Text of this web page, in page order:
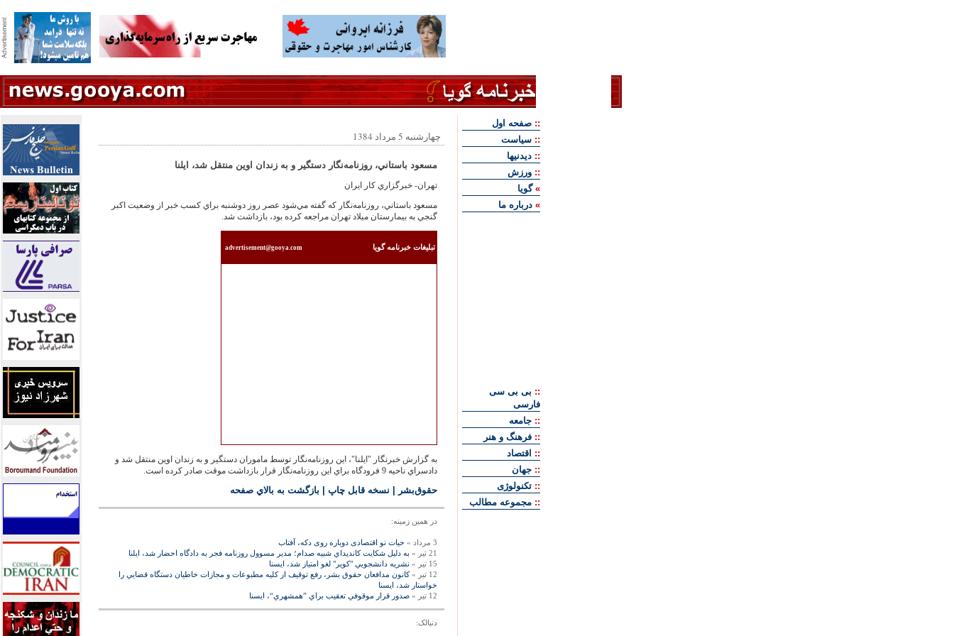
چهارشنبه 5 مرداد 1384
مسعود باستاني، روزنامه‌‏نگار دستگير و به زندان اوين منتقل شد، ايلنا
تهران- خبرگزاري كار ايران
مسعود باستاني، روزنامه‌‏نگار كه گفته مي‌‏شود عصر روز دوشنبه براي كسب خبر از وضعيت اكبر
گنجي به بيمارستان ميلاد تهران مراجعه كرده بود، بازداشت شد.
تبليغات خبرنامه گويا advertisement@gooya.com
به گزارش خبرنگار "ايلنا"، اين روزنامه‌‏نگار توسط ماموران دستگير و به زندان اوين منتقل شد و
دادسراي ناحيه 9 فرودگاه براي اين روزنامه‌‏نگار قرار بازداشت موقت صادر كرده است.
حقوق‌بشر نسخه قابل چاپ بازگشت به بالاي صفحه
در همين زمينه:
3 مرداد »
حیات نو اقتصادی دوباره روی دکه، آفتاب
21 تیر »
به دليل شکايت کانديداي شبيه صدام؛ مدير مسوول روزنامه فجر به دادگاه احضار شد، ايلنا
15 تیر »
نشريه‌ دانشجويي "كوير" لغو امتياز شد، ايسنا
12 تیر »
كانون مدافعان حقوق بشر، رفع توقيف از كليه‌ مطبوعات و مجازات خاطيان دستگاه قضايي را
خواستار شد، ايسنا
12 تیر »
صدور قرار موقوفي تعقيب براي ”همشهري“، ايسنا
دنبالک:
:: صفحه اول
:: سياست
:: ديدنيها
:: ورزش
»گويا
» درباره ما
:: بی بی سی
فارسی
:: جامعه
:: فرهنگ و هنر
:: اقتصاد
:: جهان
:: تکنولوژی
:: مجموعه مطالب